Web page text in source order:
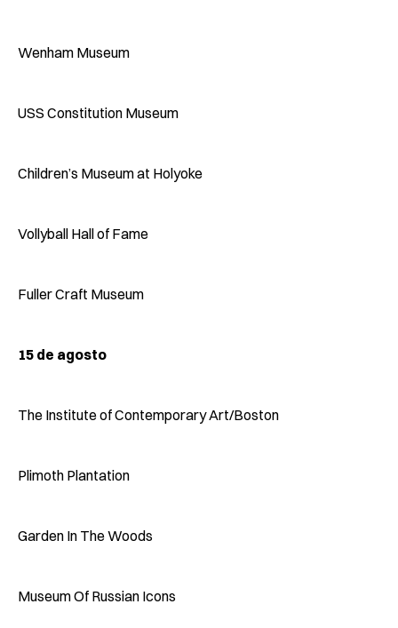
Wenham Museum
USS Constitution Museum
Children’s Museum at Holyoke
Vollyball Hall of Fame
Fuller Craft Museum
15 de agosto
The Institute of Contemporary Art/Boston
Plimoth Plantation
Garden In The Woods
Museum Of Russian Icons